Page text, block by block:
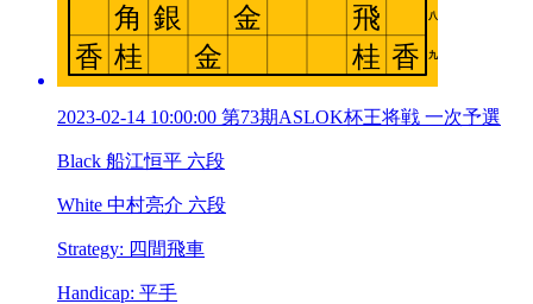
2023-02-14 10:00:00 第73期ASLOK杯王将戦 一次予選
Black 船江恒平 六段
White 中村亮介 六段
Strategy: 四間飛車
Handicap: 平手